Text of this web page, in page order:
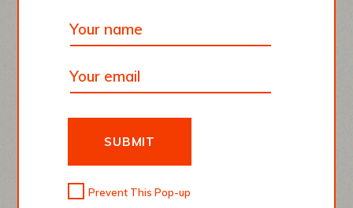
YOUR NAME
SUBMIT
Prevent This Pop-up